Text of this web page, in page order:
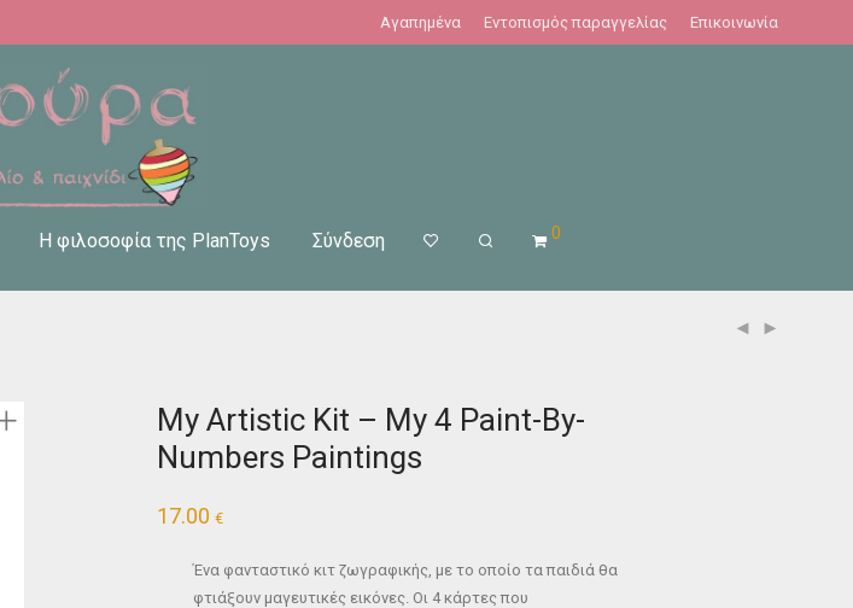
Αγαπημένα Εντοπισμός παραγγελίας Επικοινωνία
Η φιλοσοφία της PlanToys Σύνδεση 0
My Artistic Kit – My 4 Paint-By-
Numbers Paintings
17.00 €
Ένα φανταστικό κιτ ζωγραφικής, με το οποίο τα παιδιά θα
φτιάξουν μαγευτικές εικόνες. Οι 4 κάρτες που